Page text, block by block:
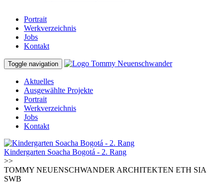
Portrait
Werkverzeichnis
Jobs
Kontakt
Toggle navigation
Aktuelles
Ausgewählte Projekte
Portrait
Werkverzeichnis
Jobs
Kontakt
Kindergarten Soacha Bogotá - 2. Rang
>>
TOMMY NEUENSCHWANDER ARCHITEKTEN ETH SIA
SWB